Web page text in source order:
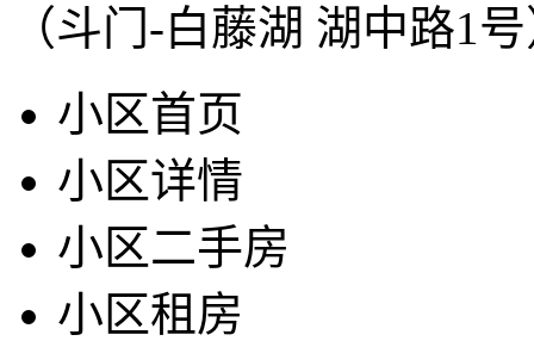
（斗门-白藤湖 湖中路1
小区首页
小区详情
小区二手房
小区租房